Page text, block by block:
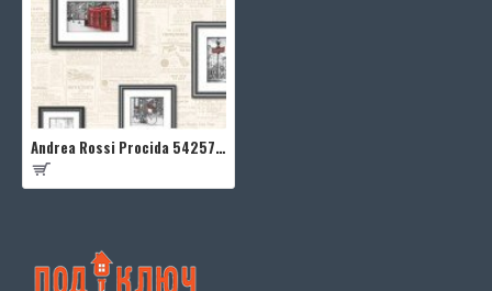
Andrea Rossi Procida 54257-2